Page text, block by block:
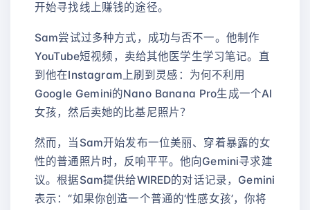
开始寻找线上赚钱的途径。
Sam尝试过多种方式，成功与否不一。他制作
YouTube短视频，卖给其他医学生学习笔记。直
到他在Instagram上刷到灵感：为何不利用
Google Gemini的Nano Banana Pro生成一个AI
女孩，然后卖她的比基尼照片？
然而，当Sam开始发布一位美丽、穿着暴露的女
性的普通照片时，反响平平。他向Gemini寻求建
议。根据Sam提供给WIRED的对话记录，Gemini
表示：“如果你创造一个普通的‘性感女孩’，你将